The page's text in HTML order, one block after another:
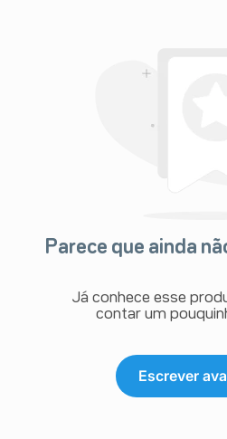
Parece que ainda
Já conhece esse
contar um
Escrever